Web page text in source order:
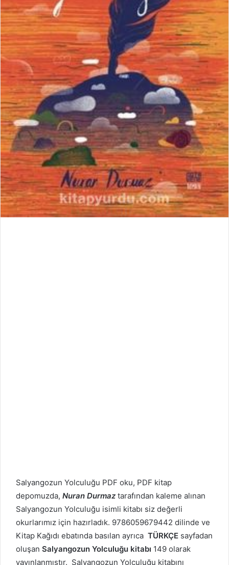
Salyangozun Yolculuğu PDF oku, PDF kitap
depomuzda, Nuran Durmaz tarafından kaleme alınan
Salyangozun Yolculuğu isimli kitabı siz değerli
okurlarımız için hazırladık. 9786059679442 dilinde ve
Kitap Kağıdı ebatında basılan ayrıca TÜRKÇE sayfadan
oluşan Salyangozun Yolculuğu kitabı 149 olarak
yayınlanmıştır. Salyangozun Yolculuğu kitabını